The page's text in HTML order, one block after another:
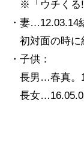
※「ウチくる
・妻…12.03.14
初対面の時に
・子供：
長男…春真。
長女